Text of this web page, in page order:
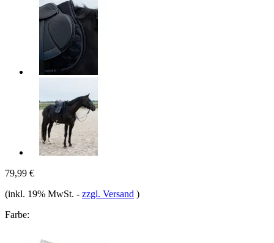
79,99 €
(inkl. 19% MwSt. - zzgl. Versand )
Farbe: